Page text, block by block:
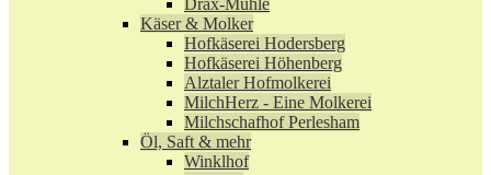
Drax-Mühle
Käser & Molker
Hofkäserei Hodersberg
Hofkäserei Höhenberg
Alztaler Hofmolkerei
MilchHerz - Eine Molkerei
Milchschafhof Perlesham
Öl, Saft & mehr
Winklhof